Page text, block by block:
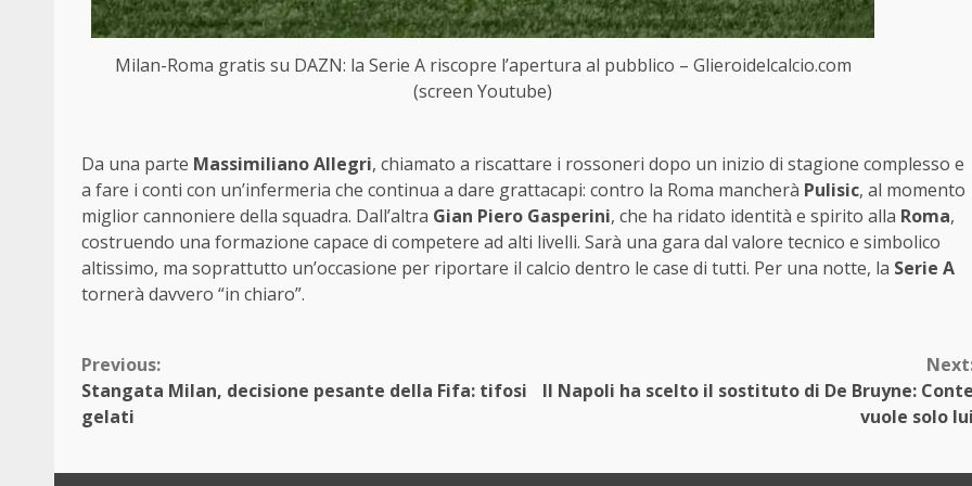
Milan-Roma gratis su DAZN: la Serie A riscopre l’apertura al pubblico – Glieroidelcalcio.com
(screen Youtube)
Da una parte Massimiliano Allegri, chiamato a riscattare i rossoneri dopo un inizio di stagione complesso e
a fare i conti con un’infermeria che continua a dare grattacapi: contro la Roma mancherà Pulisic, al momento
miglior cannoniere della squadra. Dall’altra Gian Piero Gasperini, che ha ridato identità e spirito alla Roma,
costruendo una formazione capace di competere ad alti livelli. Sarà una gara dal valore tecnico e simbolico
altissimo, ma soprattutto un’occasione per riportare il calcio dentro le case di tutti. Per una notte, la Serie A
tornerà davvero “in chiaro”.
Continue
Reading
Previous:
Stangata Milan, decisione pesante della Fifa: tifosi
gelati
Il Napoli ha scelto il sostituto di De Bruyne: Conte
vuole solo lui